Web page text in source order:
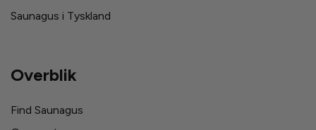
Saunagus i Tyskland
Overblik
Find Saunagus